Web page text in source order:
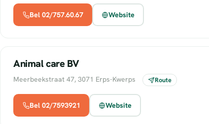
Bel 02/757.60.67 Website
Animal care BV
Meerbeekstraat 47, 3071 Erps-Kwerps Route
Bel 02/7593921 Website